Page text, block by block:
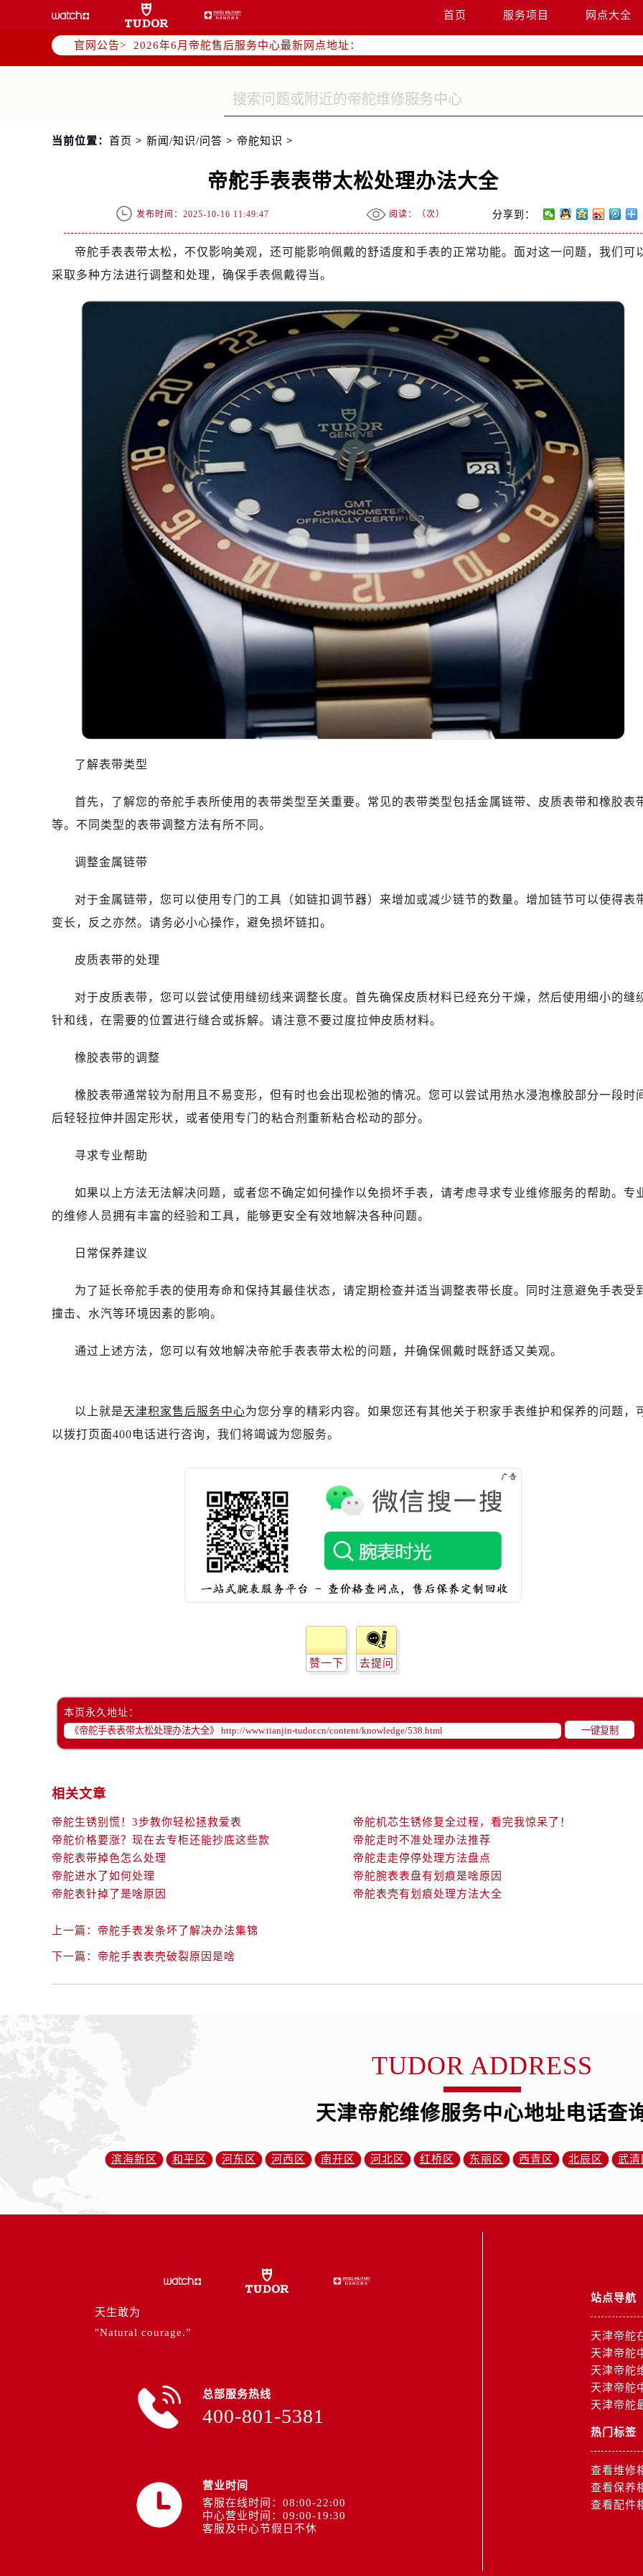
首页 服务项目 网点大全
官网公告>
2026年6月帝舵全国官方售后客户服务热线：400-801-5381
2026年6月帝舵售后服务中心最新网点地址：
北京市东城区东长安街1号东方广场写字楼W3座6层602室（需提前预约）
北京市朝阳区建国门外大街甲6号华熙国际中心写字楼D座11层1102室（需提前预约）
上海市徐汇区虹桥路3号港汇中心写字楼2座37层3705室（需提前预约）
南京市秦淮区中山南路1号（新街口）南京中心写字楼22层C1-1室（需提前预约）
常州市新北区龙锦路1590号现代传媒中心写字楼5号楼10层1008室（需提前预约）
徐州市鼓楼区淮海东路29号苏宁广场IFC国际金融中心写字楼35层3508室（需提前预约）
扬州市邗江区国展路29号星耀天地写字楼1号楼18层1803室（需提前预约）
泰州市海陵区永定东路399号置地商务中心东塔写字楼（华润万象城）17层1706室（需提前预约）
宁波市江北区大闸南路500号来福士广场办公楼20层2009室（需提前预约）
金华市金东区东市南街777号金华万达广场写字楼4号楼22层2209室（需提前预约）
绍兴市越城区胜利东路379号世茂天际中心写字楼8层805室（需提前预约）
嘉兴市南湖区广益路705号嘉兴世界贸易中心写字楼A座13层1304室（需提前预约）
南昌市红谷滩新区红谷中大道998号绿地双子塔（中央广场）A1座办公楼14层07室（需提前预约）
济南市历下区经十路11111号华润中心写字楼（万象城）15层1508室（需提前预约）
广州市天河区天河路230号万菱汇国际中心写字楼A塔7层704室（需提前预约）
广州市越秀区环市东路371-375号世界贸易中心大厦南塔写字楼15层07室（需提前预约）
深圳市罗湖区深南东路5001号华润大厦写字楼17层1701室（需提前预约）
惠州市惠城区江北文昌一路7号华贸大厦写字楼1座30层05室（需提前预约）
厦门市思明区湖滨东路95号华润大厦写字楼B座11层1104室（需提前预约）
福州市晋安区横屿路9号东二环泰禾中心写字楼2号楼5层509室（需提前预约）
成都市锦江区人民东路6号SAC东原中心写字楼24层2406B室（需提前预约）
重庆市江北区观音桥步行街2号融恒时代广场写字楼9层902室（需提前预约）
长沙市芙蓉区定王台街道建湘路393号世茂环球金融中心写字楼（芙蓉广场）10层13室（需提前预约）
郑州市二七区铭功路10号华润大厦写字楼29层2905室（需提前预约）
太原市迎泽区解放路15号亨得利名表服务中心（品牌授权店）3层整层（需提前预约）
沈阳市沈河区中街路137号亨得利名表服务中心（品牌授权店）1层整层（需提前预约）
沈阳市沈河区中街路83号亨得利名表服务中心（品牌授权店）1层整层（需提前预约）
乌鲁木齐市天山区红山路26号时代广场（CCMALL）C座17层17-B（需提前预约）
温州市鹿城区锦绣路1067号置信广场10层1015室（需提前预约）
哈尔滨市南岗区东大直街146号上和置地广场金座12层1214室（需提前预约）
大连市中山区人民路15号国际金融大厦7层G室（需提前预约）
东莞市东城街道鸿福东路1号民盈国贸中心T1写字楼9层907室（需提前预约）
苏州市苏州工业园区星港街199号苏州中心办公楼C座22层08室（需提前预约）
合肥市蜀山区潜山路111号万象城华润大厦B座12楼03室（需提前预约）
烟台市芝罘区胜利路139号万达金融中心A座907室（需提前预约）
贵阳市南明区都司高架桥路33号亨特国际金融中心14楼14D（需提前预约）
昆明市盘龙区北京路928号同德昆明广场写字楼10层06室（需提前预约）
西安市碑林区南关正街88号华侨城长安国际中心E座6楼10室（需提前预约）
唐山市路南区新华东道100号万达广场写字楼A座10层1002室（需提前预约）
台州市椒江区东海大道1800号腾达中心东1幢20楼2002室（需提前预约）
黑龙江省鹤岗市向阳区红军路帝舵售后服务中心（需提前预约）
黑龙江省鸡西市鸡冠区红军路帝舵售后服务中心（需提前预约）
黑龙江省佳木斯市向阳区长安路帝舵售后服务中心（需提前预约）
黑龙江省七台河市桃山区大同街帝舵售后服务中心（需提前预约）
黑龙江省双鸭山市尖山区新兴大街帝舵售后服务中心（需提前预约）
黑龙江省绥化市北林区新华街与康庄路交叉口帝舵售后服务中心（需提前预约）
吉林省白城市洮北区明仁南街帝舵售后服务中心（需提前预约）
吉林省辽源市龙山区人民大街帝舵售后服务中心（需提前预约）
吉林省梅河口市新华街道梅河大街帝舵售后服务中心（需提前预约）
吉林省通化市东昌区环通乡江南大街帝舵售后服务中心（需提前预约）
吉林省延边市延吉市解放路帝舵售后服务中心（需提前预约）
辽宁省鞍山市铁东区站前街帝舵售后服务中心（需提前预约）
辽宁省本溪市平山区胜利路帝舵售后服务中心（需提前预约）
辽宁省丹东市振兴区七经街帝舵售后服务中心（需提前预约）
辽宁省阜新市海州区解放大街帝舵售后服务中心（需提前预约）
辽宁省葫芦岛市连山区中央路帝舵售后服务中心（需提前预约）
辽宁省辽阳市白塔区新运大街帝舵售后服务中心（需提前预约）
辽宁省铁岭市银州区南马路帝舵售后服务中心（需提前预约）
北京市朝阳区建国门外大街甲6号华熙国际中心D座11层1102室帝舵售后服务中心（需提前预约）
北京市东城区东长安街1号王府井东方广场W3座6层602室帝舵售后服务中心（需提前预约）
河北省保定市竞秀区朝阳北大街北国先天下帝舵售后服务中心（需提前预约）
内蒙古自治区阿拉善盟市左旗土尔扈特大街帝舵售后服务中心（需提前预约）
内蒙古自治区巴彦淖尔市临河区新华街帝舵售后服务中心（需提前预约）
内蒙古自治区赤峰市红山区哈达街帝舵售后服务中心（需提前预约）
内蒙古自治区鄂尔多斯市东胜区伊金霍洛街帝舵售后服务中心（需提前预约）
内蒙古自治区锡林郭勒盟市锡林浩特市光明街与额尔敦路交叉口帝舵售后服务中心（需提前预约）
山西省大同市平城区迎宾街帝舵售后服务中心（需提前预约）
山西省晋城市城区黄华街帝舵售后服务中心（需提前预约）
山西省临汾市尧都区解放路帝舵售后服务中心（需提前预约）
山西省长治市潞州区英雄中路帝舵售后服务中心（需提前预约）
山西省太原市迎泽区迎泽街道解放路15号亨得利名表维修授权店3楼帝舵售后服务中心（需提前预约）
安徽省安庆市迎江区人民路帝舵售后服务中心（需提前预约）
安徽省池州市贵池区长江路帝舵售后服务中心（需提前预约）
安徽省滁州市琅琊区南谯北路帝舵售后服务中心（需提前预约）
安徽省淮南市田家庵区国庆中路帝舵售后服务中心（需提前预约）
安徽省黄山市屯溪区黄山西路帝舵售后服务中心（需提前预约）
安徽省六安市金安区解放中路帝舵售后服务中心（需提前预约）
当前位置： 首页 > 新闻/知识/问答 > 帝舵知识 >
帝舵手表表带太松处理办法大全
发布时间：2025-10-16 11:49:47 阅读：（次） 分享到：
帝舵手表表带太松，不仅影响美观，还可能影响佩戴的舒适度和手表的正常功能。面对这一问题，我们可
采取多种方法进行调整和处理，确保手表佩戴得当。
了解表带类型
首先，了解您的帝舵手表所使用的表带类型至关重要。常见的表带类型包括金属链带、皮质表带和橡胶表
等。不同类型的表带调整方法有所不同。
调整金属链带
对于金属链带，您可以使用专门的工具（如链扣调节器）来增加或减少链节的数量。增加链节可以使得表
变长，反之亦然。请务必小心操作，避免损坏链扣。
皮质表带的处理
对于皮质表带，您可以尝试使用缝纫线来调整长度。首先确保皮质材料已经充分干燥，然后使用细小的缝
针和线，在需要的位置进行缝合或拆解。请注意不要过度拉伸皮质材料。
橡胶表带的调整
橡胶表带通常较为耐用且不易变形，但有时也会出现松弛的情况。您可以尝试用热水浸泡橡胶部分一段时
后轻轻拉伸并固定形状，或者使用专门的粘合剂重新粘合松动的部分。
寻求专业帮助
如果以上方法无法解决问题，或者您不确定如何操作以免损坏手表，请考虑寻求专业维修服务的帮助。专
的维修人员拥有丰富的经验和工具，能够更安全有效地解决各种问题。
日常保养建议
为了延长帝舵手表的使用寿命和保持其最佳状态，请定期检查并适当调整表带长度。同时注意避免手表受
撞击、水汽等环境因素的影响。
通过上述方法，您可以有效地解决帝舵手表表带太松的问题，并确保佩戴时既舒适又美观。
以上就是天津积家售后服务中心为您分享的精彩内容。如果您还有其他关于积家手表维护和保养的问题，
以拨打页面400电话进行咨询，我们将竭诚为您服务。
赞一下 去提问
本页永久地址：
一键复制
相关文章
帝舵生锈别慌！3步教你轻松拯救爱表
帝舵机芯生锈修复全过程，看完我惊呆了！
帝舵价格要涨？现在去专柜还能抄底这些款
帝舵走时不准处理办法推荐
帝舵表带掉色怎么处理
帝舵走走停停处理方法盘点
帝舵进水了如何处理
帝舵腕表表盘有划痕是啥原因
帝舵表针掉了是啥原因
帝舵表壳有划痕处理方法大全
上一篇： 帝舵手表发条坏了解决办法集锦
下一篇： 帝舵手表表壳破裂原因是啥
TUDOR ADDRESS
天津帝舵维修服务中心地址电话查
滨海新区 和平区 河东区 河西区 南开区 河北区 红桥区 东丽区 西青区 北辰区 武清
天生敢为
"Natural courage.”
总部服务热线
400-801-5381
营业时间
客服在线时间：08:00-22:00
中心营业时间：09:00-19:30
客服及中心节假日不休
站点导航
天津帝舵
天津帝舵
天津帝舵
天津帝舵
天津帝舵
热门标签
查看维修
查看保养
查看配件